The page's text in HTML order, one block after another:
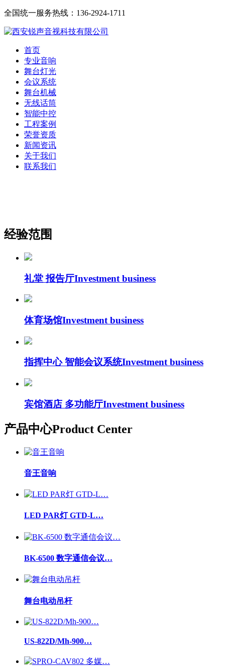
全国统一服务热线：136-2924-1711
首页
专业音响
舞台灯光
会议系统
舞台机械
无线话筒
智能中控
工程案例
荣誉资质
新闻资讯
关于我们
联系我们
经验范围
礼堂 报告厅Investment business
体育场馆Investment business
指挥中心 智能会议系统Investment business
宾馆酒店 多功能厅Investment business
产品中心Product Center
音王音响
LED PAR灯 GTD-L…
BK-6500 数字通信会议…
舞台电动吊杆
US-822D/Mh-900…